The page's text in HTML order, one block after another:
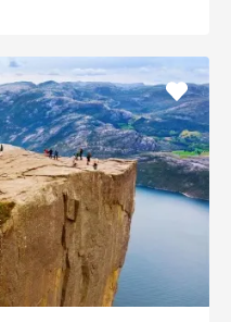
Pridať
do